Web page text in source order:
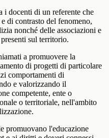
i docenti di un referente che
di contrasto del fenomeno,
nonché delle associazioni e
sul territorio.
a promuovere la
di progetti di particolare
comportamenti di
e valorizzando il
competente, ente o
o territoriale, nell'ambito
promuovano l'educazione